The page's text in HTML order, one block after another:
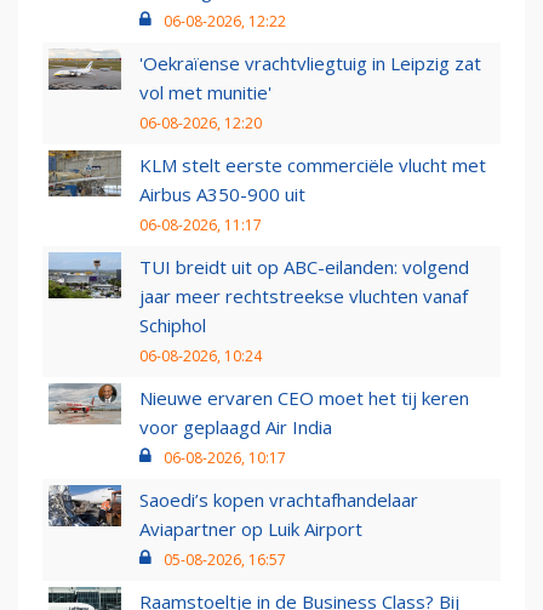
06-08-2026, 12:22
'Oekraïense vrachtvliegtuig in Leipzig zat
vol met munitie'
06-08-2026, 12:20
KLM stelt eerste commerciële vlucht met
Airbus A350-900 uit
06-08-2026, 11:17
TUI breidt uit op ABC-eilanden: volgend
jaar meer rechtstreekse vluchten vanaf
Schiphol
06-08-2026, 10:24
Nieuwe ervaren CEO moet het tij keren
voor geplaagd Air India
06-08-2026, 10:17
Saoedi’s kopen vrachtafhandelaar
Aviapartner op Luik Airport
05-08-2026, 16:57
Raamstoeltje in de Business Class? Bij